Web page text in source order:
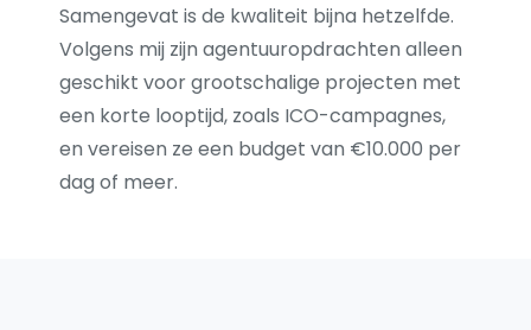
Samengevat is de kwaliteit bijna hetzelfde.
Volgens mij zijn agentuuropdrachten alleen
geschikt voor grootschalige projecten met
een korte looptijd, zoals ICO-campagnes,
en vereisen ze een budget van €10.000 per
dag of meer.